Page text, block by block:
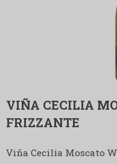
VIÑA CECILIA
FRIZZANTE
Viña Cecilia Moscato